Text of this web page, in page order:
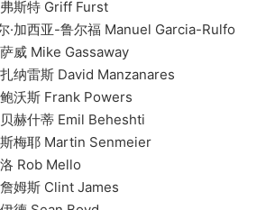
Griff Furst
-鲁尔福 Manuel Garcia-Rulfo
Gassaway
斯 David Manzanares
Frank Powers
蒂 Emil Beheshti
Martin Senmeier
Mello
Clint James